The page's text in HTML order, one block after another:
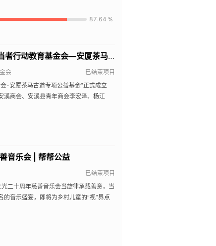
87.64 %
慈善募捐 | 福建省担当者行动教育基金会—安厦茶马古道专项公益基金 | 帮帮公益
会
已结束项目
-安厦茶马古道专项公益基金”正式成立
商会、安溪县青年商会李宏泽、杨江
音乐会 | 帮帮公益
已结束项目
二十周年慈善音乐会当旋律承载善意，当
的音乐盛宴，即将为乡村儿童的“视”界点